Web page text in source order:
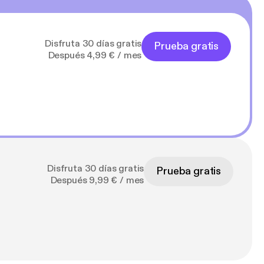
Disfruta 30 días gratis
Después 4,99 € / mes
Prueba gratis
Disfruta 30 días gratis
Después 9,99 € / mes
Prueba gratis